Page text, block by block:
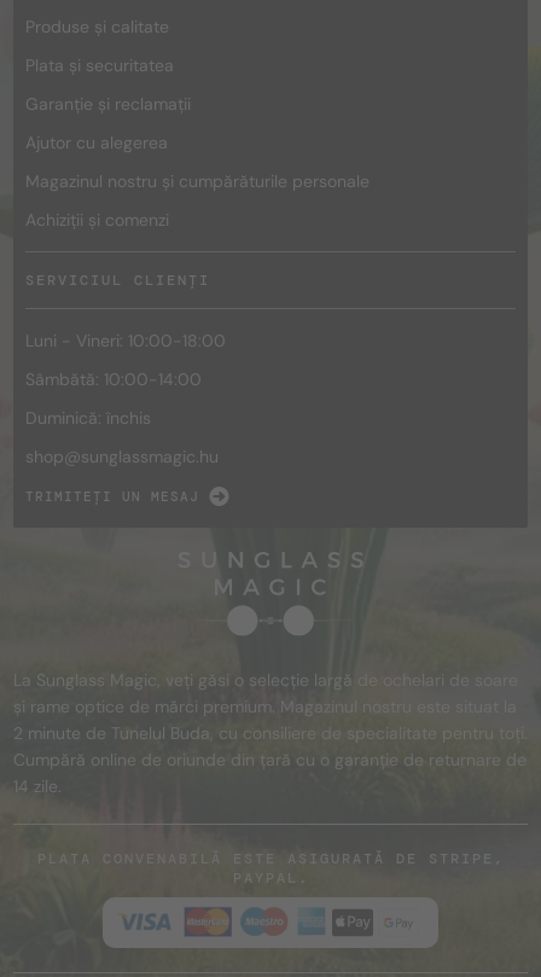
Produse și calitate
Plata și securitatea
Garanție și reclamații
Ajutor cu alegerea
Magazinul nostru și cumpărăturile personale
Achiziții și comenzi
SERVICIUL CLIENȚI
Luni - Vineri: 10:00-18:00
Sâmbătă: 10:00-14:00
Duminică: închis
shop@sunglassmagic.hu
TRIMITEȚI UN MESAJ
La Sunglass Magic, veți găsi o selecție largă de ochelari de soare
și rame optice de mărci premium. Magazinul nostru este situat la
2 minute de Tunelul Buda, cu consiliere de specialitate pentru toți.
Cumpără online de oriunde din țară cu o garanție de returnare de
14 zile.
PLATA CONVENABILĂ ESTE ASIGURATĂ DE STRIPE,
PAYPAL.